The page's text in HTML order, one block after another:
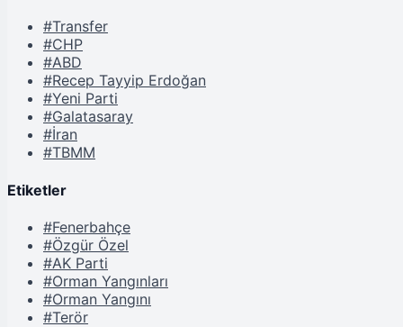
#Transfer
#CHP
#ABD
#Recep Tayyip Erdoğan
#Yeni Parti
#Galatasaray
#İran
#TBMM
Etiketler
#Fenerbahçe
#Özgür Özel
#AK Parti
#Orman Yangınları
#Orman Yangını
#Terör